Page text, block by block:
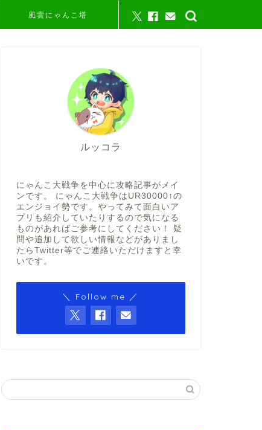
風雲にゃんこ塔
ルッコラ
にゃんこ大戦争を中心に攻略記事がメイ
ンです。 にゃんこ大戦争はUR30000↑の
エンジョイ勢です。やってみて面白いア
プリも紹介していたりするので気になる
ものがあればご参考にしてください！ 疑
問や追加して欲しい情報などがありまし
たらTwitter等でご連絡いただけますと幸
いです。
＼ Follow me ／